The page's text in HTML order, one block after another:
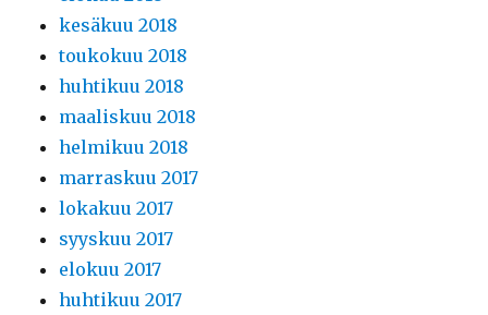
kesäkuu 2018
toukokuu 2018
huhtikuu 2018
maaliskuu 2018
helmikuu 2018
marraskuu 2017
lokakuu 2017
syyskuu 2017
elokuu 2017
huhtikuu 2017